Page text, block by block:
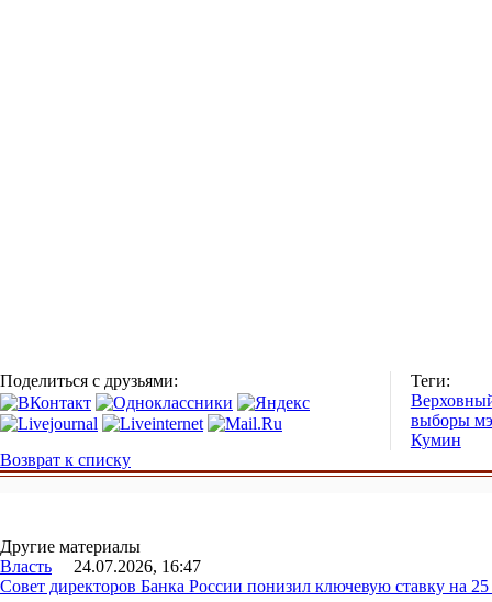
Поделиться с друзьями:
Теги:
выборы
Кумин
Возврат к списку
Другие материалы
Власть 24.07.2026, 16:47
Совет директоров Банка России понизил ключевую ставку на